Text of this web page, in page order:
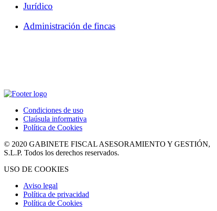
Jurídico
Administración de fincas
Condiciones de uso
Claúsula informativa
Política de Cookies
© 2020 GABINETE FISCAL ASESORAMIENTO Y GESTIÓN,
S.L.P. Todos los derechos reservados.
USO DE COOKIES
Aviso legal
Política de privacidad
Política de Cookies